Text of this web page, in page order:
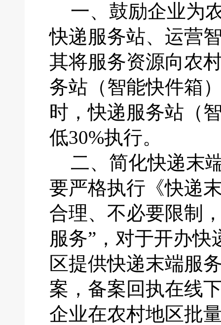
一、 鼓励企业为
快递服务站、运营
其将服务资源向农
务站（智能快件箱
时，快递服务站（
低30%执行。
二、 简化快递末
要严格执行《快递
合理、不必要限制
服务”，对于开办
区提供快递末端服
案，备案回执在线
企业在农村地区批